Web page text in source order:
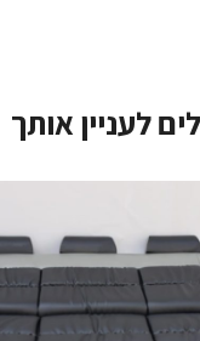
לעניין אותך